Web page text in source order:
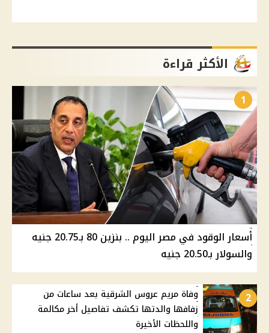
الأكثر قراءة
1
أسعار الوقود في مصر اليوم .. بنزين 80 بـ20.75 جنيه
والسولار بـ20.50 جنيه
2
وفاة مريم عروس الشرقية بعد ساعات من
زفافها والدتها تكشف تفاصيل أخر مكالمة
واللحظات الأخيرة